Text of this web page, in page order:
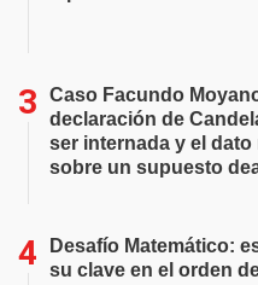
Caso Facundo
declaración de
ser internada y el dato
sobre un supuesto
Desafío Matemático:
su clave en el orden